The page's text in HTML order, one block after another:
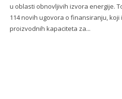
u oblasti obnovljivih izvora energije.
114 novih ugovora o finansiranju,
proizvodnih kapaciteta za...